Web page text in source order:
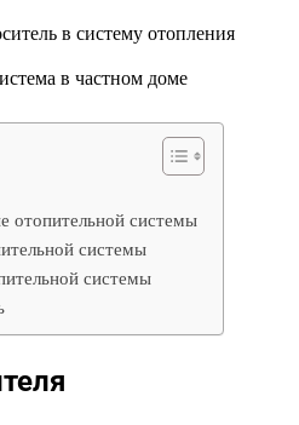
в частном доме
отопительной системы
системы
системы